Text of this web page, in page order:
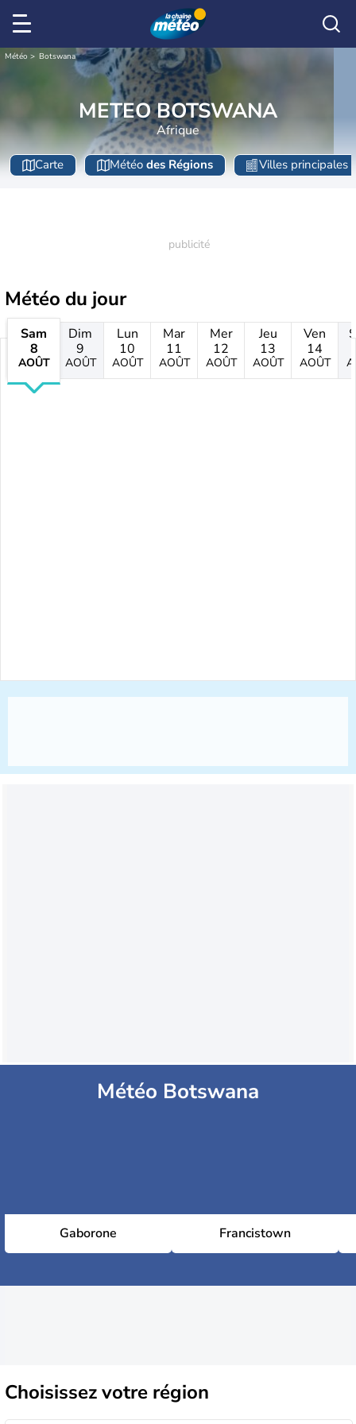
Météo Botswana
METEO BOTSWANA
Afrique
Carte Météo des Régions Villes principales
Météo du jour
Sam
8
AOÛT
Dim
9
AOÛT
Lun
10
AOÛT
Mar
11
AOÛT
Mer
12
AOÛT
Jeu
13
AOÛT
Ven
14
AOÛT
Météo Botswana
Gaborone Francistown
Choisissezvotre région